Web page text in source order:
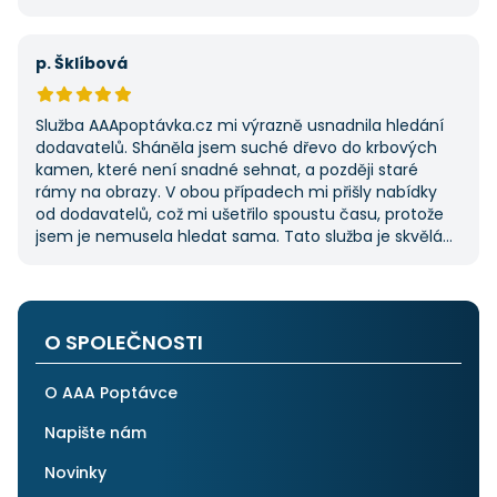
potřebovat další řemeslné práce.
p. Šklíbová
Služba AAApoptávka.cz mi výrazně usnadnila hledání
dodavatelů. Sháněla jsem suché dřevo do krbových
kamen, které není snadné sehnat, a později staré
rámy na obrazy. V obou případech mi přišly nabídky
od dodavatelů, což mi ušetřilo spoustu času, protože
jsem je nemusela hledat sama. Tato služba je skvělá
O SPOLEČNOSTI
O AAA Poptávce
Napište nám
Novinky